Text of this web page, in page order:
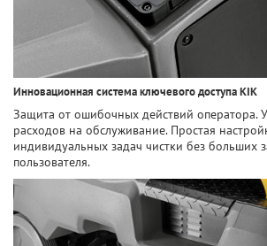
Инновационная система ключевого доступа KIK
Защита от ошибочных действий оператора.
расходов на обслуживание. Простая
индивидуальных задач чистки без больших
пользователя.